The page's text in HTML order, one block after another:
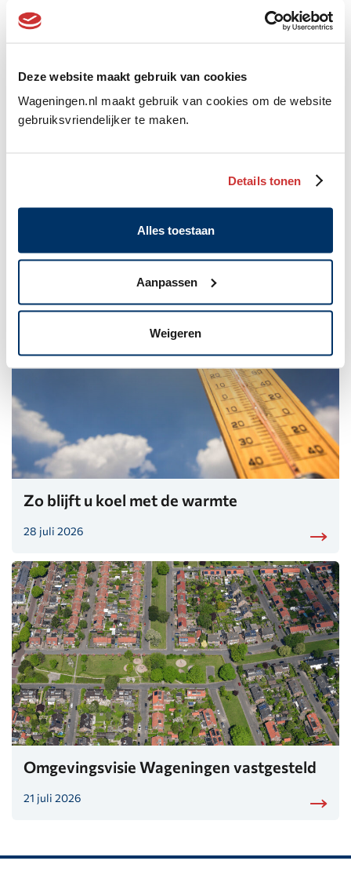
Deze website maakt gebruik van cookies
Wageningen.nl maakt gebruik van cookies om de website
gebruiksvriendelijker te maken.
Details tonen
Alles toestaan
Aanpassen
Weigeren
Nieuwe inrichting voor de Grintweg: 18
augustus start het werk
6 augustus 2026
Zo blijft u koel met de warmte
28 juli 2026
Omgevingsvisie Wageningen vastgesteld
21 juli 2026